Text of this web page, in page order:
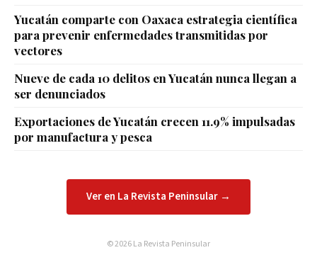
Yucatán comparte con Oaxaca estrategia científica
para prevenir enfermedades transmitidas por
vectores
Nueve de cada 10 delitos en Yucatán nunca llegan a
ser denunciados
Exportaciones de Yucatán crecen 11.9% impulsadas
por manufactura y pesca
Ver en La Revista Peninsular →
© 2026 La Revista Peninsular